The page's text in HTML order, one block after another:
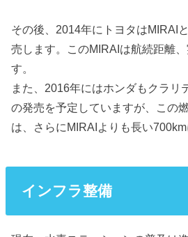
その後、2014年にトヨタはMIRAI
売します。このMIRAIは航続距離
す。
また、2016年にはホンダもクラリ
の発売を予定していますが、この
は、さらにMIRAIよりも長い700km
インフラ整備